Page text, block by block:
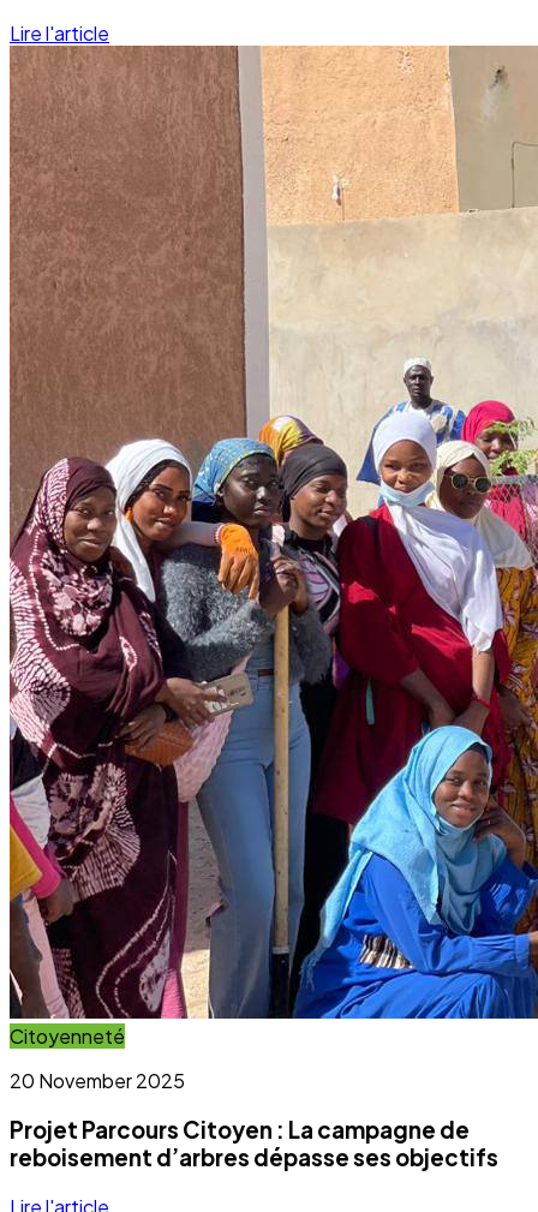
Citoyenneté
20 November 2025
Projet Parcours Citoyen : La campagne de
reboisement d’arbres dépasse ses objectifs
Lire l'article
Immersion Visuelle
Galerie Photos
Parcourez notre galerie photo pour voir l'impact concret
de nos projets au sein des communautés. Une image vaut
mille mots.
Voir la Galerie Photos